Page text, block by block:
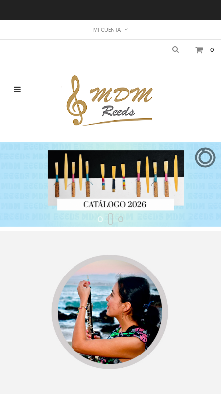
MI CUENTA
0
Navegación de palanca